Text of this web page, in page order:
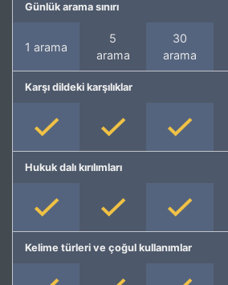
Günlük arama sınırı
1 arama
5
arama
30
arama
Karşı dildeki karşılıklar
Hukuk dalı kırılımları
Kelime türleri ve çoğul kullanımlar